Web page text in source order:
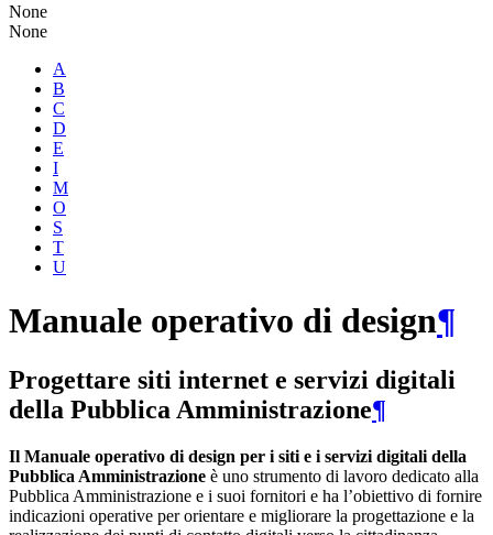
None
None
A
B
C
D
E
I
M
O
S
T
U
Manuale operativo di design¶
Progettare siti internet e servizi digitali
della Pubblica Amministrazione¶
Il Manuale operativo di design per i siti e i servizi digitali della
Pubblica Amministrazione è uno strumento di lavoro dedicato alla
Pubblica Amministrazione e i suoi fornitori e ha l’obiettivo di fornire
indicazioni operative per orientare e migliorare la progettazione e la